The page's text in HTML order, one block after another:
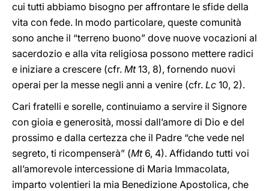
cui tutti abbiamo bisogno per affrontare le sfide della
vita con fede. In modo particolare, queste comunità
sono anche il “terreno buono” dove nuove vocazioni al
sacerdozio e alla vita religiosa possono mettere radici
e iniziare a crescere (cfr. Mt13, 8), fornendo nuovi
operai per la messe negli anni a venire (cfr. Lc 10, 2).
Cari fratelli e sorelle, continuiamo a servire il Signore
con gioia e generosità, mossi dall’amore di Dio e del
prossimo e dalla certezza che il Padre “che vede nel
segreto, ti ricompenserà” (Mt6, 4). Affidando tutti voi
all’amorevole intercessione di Maria Immacolata,
imparto volentieri la mia Benedizione Apostolica, che